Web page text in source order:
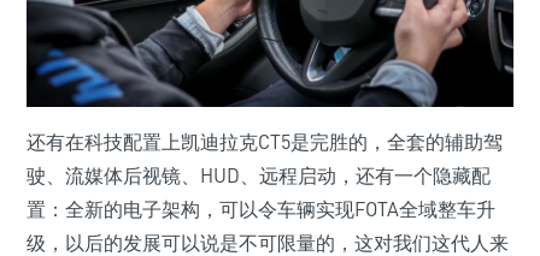
还有在科技配置上凯迪拉克CT5是完胜的，全套的辅助驾
驶、流媒体后视镜、HUD、远程启动，还有一个隐藏配
置：全新的电子架构，可以令车辆实现FOTA全域整车升
级，以后的发展可以说是不可限量的，这对我们这代人来